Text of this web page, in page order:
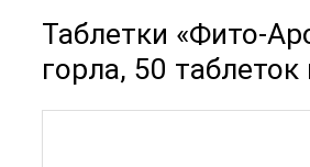
Таблетки «Фито-
горла, 50